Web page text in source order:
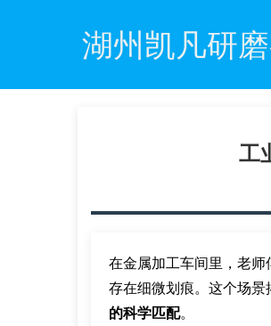
湖州凯凡研
工
在金属加工车间里，老
存在细微划痕。这个场景
的科学匹配。